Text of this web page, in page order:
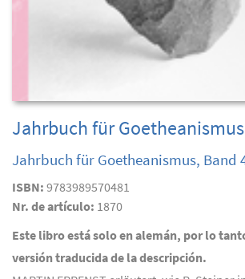
Jahrbuch für
Jahrbuch für Goetheanismus, Band
ISBN: 9783989570481
Nr. de artículo: 1870
Este libro está solo en alemán, por lo
versión traducida de la descripción.